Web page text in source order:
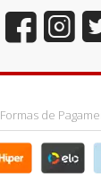
Formas de